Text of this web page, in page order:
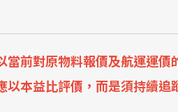
前對原物料報價及航運運
本益比評價，而是須持續